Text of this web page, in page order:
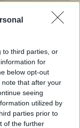
to third parties, or
for
below opt-out
that after your
seeing
utilized by
parties prior to
of the further
Wrangler
1 hozzászólás